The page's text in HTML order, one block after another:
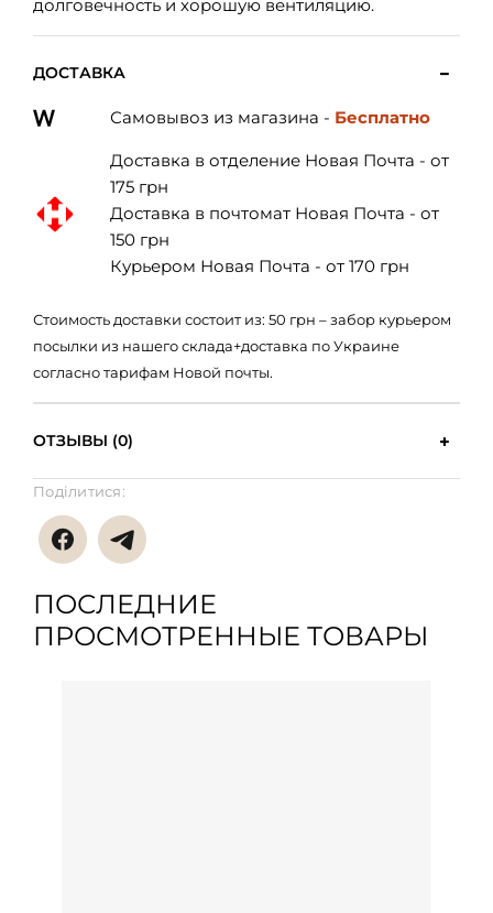
долговечность и хорошую вентиляцию.
ДОСТАВКА
Самовывоз из магазина - Бесплатно
Доставка в отделение Новая Почта - от
175 грн
Доставка в почтомат Новая Почта - от
150 грн
Курьером Новая Почта - от 170 грн
Стоимость доставки состоит из: 50 грн – забор курьером
посылки из нашего склада+доставка по Украине
согласно тарифам Новой почты.
ОТЗЫВЫ (0)
Поділитися:
ПОСЛЕДНИЕ
ПРОСМОТРЕННЫЕ ТОВАРЫ